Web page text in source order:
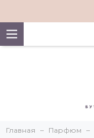
Главная Парфюм